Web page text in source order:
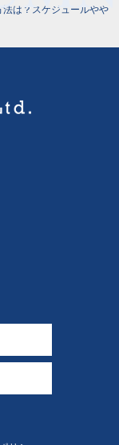
は？スケジュールやや